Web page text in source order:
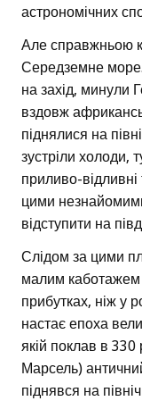
астрономічних
Але справжньою
Середземне море.
на захід, минули
вздовж
піднялися на
зустріли холоди,
приливо-відливні
цими
відступити на
Слідом за цими
малим каботажем
прибутках, ніж у
настає епоха
якій поклав в 330
Марсель)
піднявся на